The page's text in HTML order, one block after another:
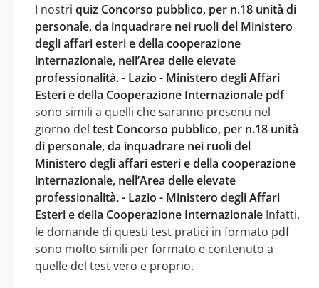
I nostri quiz Concorso pubblico, per n.18 unità di
personale, da inquadrare nei ruoli del Ministero
degli affari esteri e della cooperazione
internazionale, nell’Area delle elevate
professionalità. - Lazio - Ministero degli Affari
Esteri e della Cooperazione Internazionale pdf
sono simili a quelli che saranno presenti nel
giorno del test Concorso pubblico, per n.18 unità
di personale, da inquadrare nei ruoli del
Ministero degli affari esteri e della cooperazione
internazionale, nell’Area delle elevate
professionalità. - Lazio - Ministero degli Affari
Esteri e della Cooperazione Internazionale Infatti,
le domande di questi test pratici in formato pdf
sono molto simili per formato e contenuto a
quelle del test vero e proprio.